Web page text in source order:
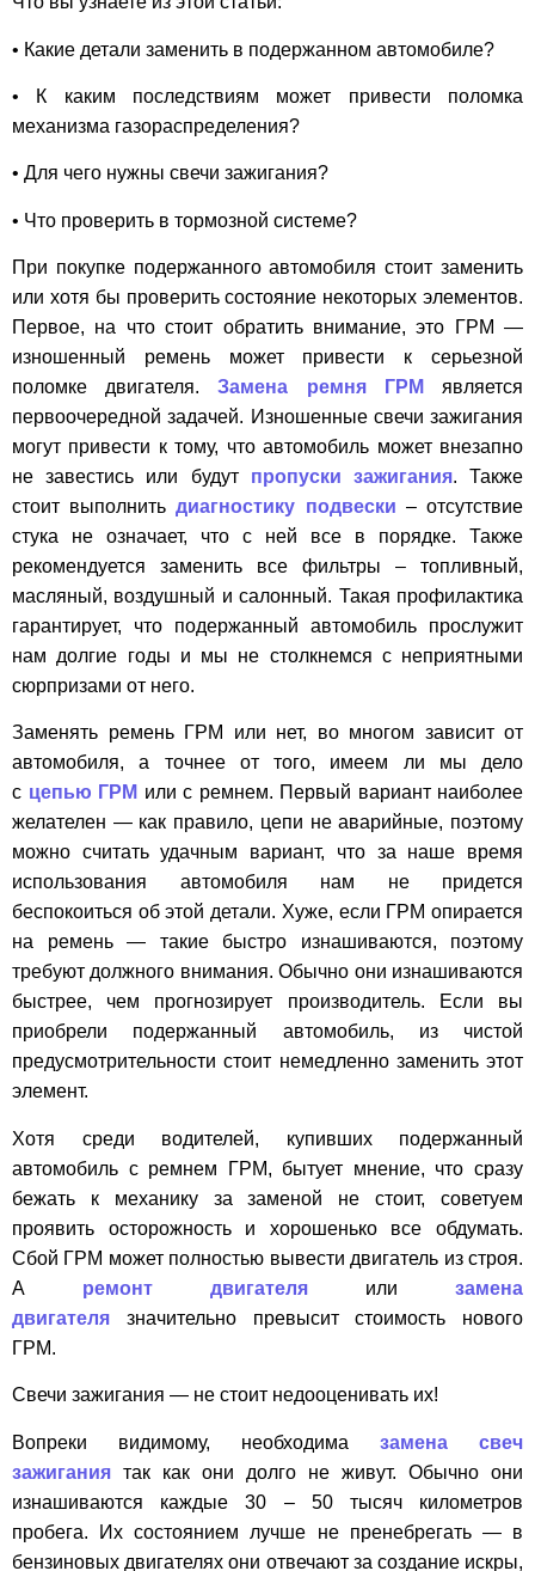
• Какие детали заменить в подержанном автомобиле?
• К каким последствиям может привести поломка
механизма газораспределения?
• Для чего нужны свечи зажигания?
• Что проверить в тормозной системе?
При покупке подержанного автомобиля стоит заменить
или хотя бы проверить состояние некоторых элементов.
Первое, на что стоит обратить внимание, это ГРМ —
изношенный ремень может привести к серьезной
поломке двигателя.Замена ремня ГРМ
является
первоочередной задачей. Изношенные свечи зажигания
могут привести к тому, что автомобиль может внезапно
не завестись или будут пропуски зажигания. Также
стоит выполнитьдиагностику подвески – отсутствие
стука не означает, что с ней все в порядке. Также
рекомендуется заменить все фильтры – топливный,
масляный, воздушный и салонный. Такая профилактика
гарантирует, что подержанный автомобиль прослужит
нам долгие годы и мы не столкнемся с неприятными
сюрпризами от него.
Заменять ремень ГРМ или нет, во многом зависит от
автомобиля, а точнее от того, имеем ли мы дело
с цепью ГРМ или с ремнем. Первый вариант наиболее
желателен — как правило, цепи не аварийные, поэтому
можно считать удачным вариант, что за наше время
использования автомобиля нам не придется
беспокоиться об этой детали. Хуже, если ГРМ опирается
на ремень — такие быстро изнашиваются, поэтому
требуют должного внимания. Обычно они изнашиваются
быстрее, чем прогнозирует производитель. Если вы
приобрели подержанный автомобиль, из чистой
предусмотрительности стоит немедленно заменить этот
элемент.
Хотя среди водителей, купивших подержанный
автомобиль с ремнем ГРМ, бытует мнение, что сразу
бежать к механику за заменой не стоит, советуем
проявить осторожность и хорошенько все обдумать.
Сбой ГРМ может полностью вывести двигатель из строя.
А ремонт двигателя или замена
двигателя значительно превысит стоимость нового
ГРМ.
Свечи зажигания — не стоит недооценивать их!
Вопреки видимому, необходима замена свеч
зажигания так как они долго не живут. Обычно они
изнашиваются каждые 30 – 50 тысяч километров
пробега. Их состоянием лучше не пренебрегать — в
бензиновых двигателях они отвечают за создание искры,